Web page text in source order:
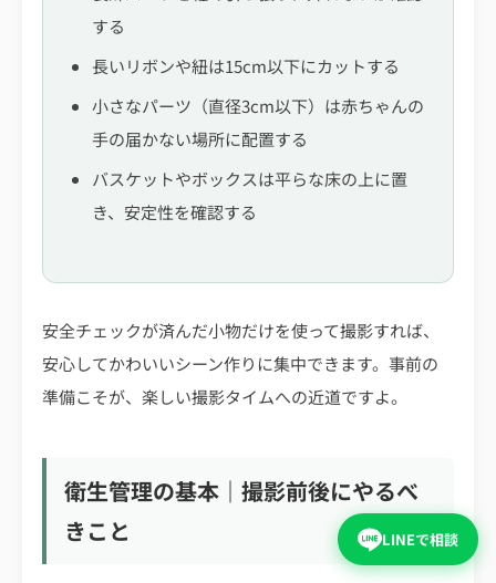
する
長いリボンや紐は15cm以下にカットする
小さなパーツ（直径3cm以下）は赤ちゃんの
手の届かない場所に配置する
バスケットやボックスは平らな床の上に置
き、安定性を確認する
安全チェックが済んだ小物だけを使って撮影すれば、
安心してかわいいシーン作りに集中できます。事前の
準備こそが、楽しい撮影タイムへの近道ですよ。
衛生管理の基本｜撮影前後にやるべ
きこと
LINEで相談